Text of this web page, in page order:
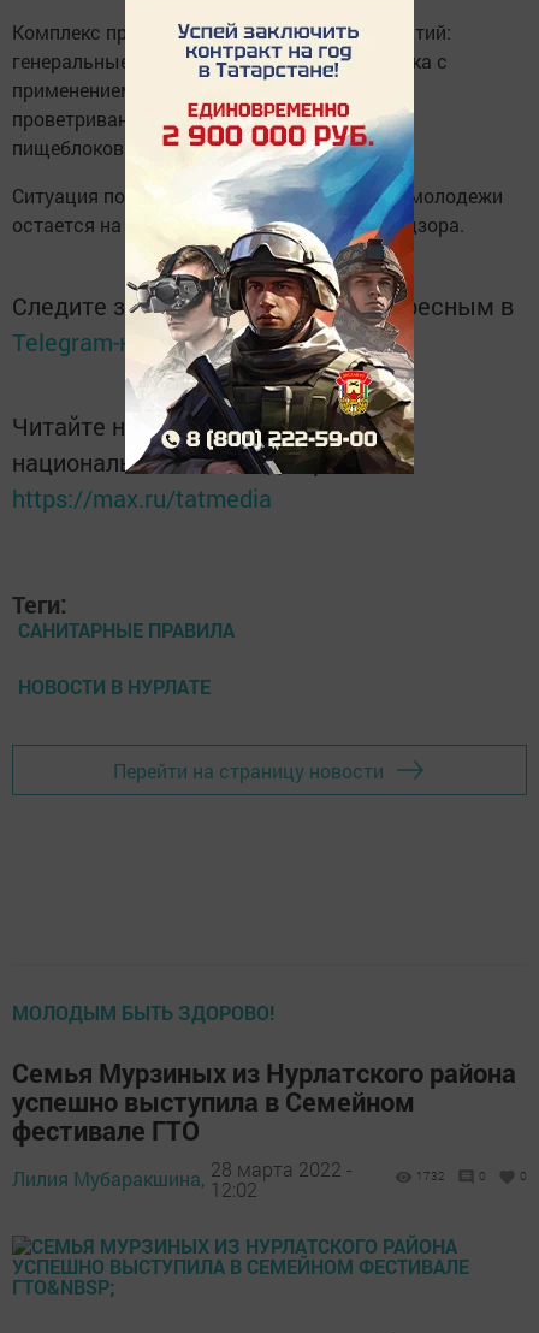
Комплекс противоэпидемических мероприятий:
генеральные уборки перед открытием, уборка с
применением дезинфицирующих средств,
проветривание, ношение масок персоналом
пищеблоков и т.д. сохраняется.
Ситуация по сохранению здоровья детей и молодежи
остается на особом контроле Роспотребнадзора.
Следите за самым важным и интересным в
Telegram-каналеТатмедиа
Читайте новости Татарстана в
национальном мессенджере MАХ:
https://max.ru/tatmedia
Теги:
САНИТАРНЫЕ ПРАВИЛА
НОВОСТИ В НУРЛАТЕ
Перейти на страницу новости
МОЛОДЫМ БЫТЬ ЗДОРОВО!
Семья Мурзиных из Нурлатского района
успешно выступила в Семейном
фестивале ГТО
Лилия Мубаракшина, 28 марта 2022 -
12:02
1732 0 0